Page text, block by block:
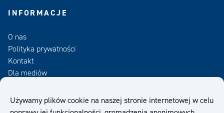
Używamy plików cookie na naszej stronie internetowej w celu
INFORMACJE
O nas
Polityka prywatności
Kontakt
Dla mediów
Zamów Newsletter